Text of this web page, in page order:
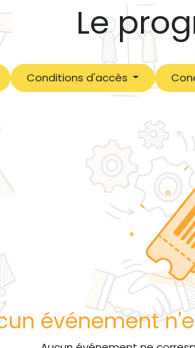
Le
Conditions d'accès
événement